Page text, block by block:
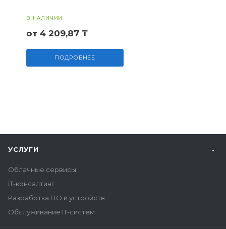
В НАЛИЧИИ
от 4 209,87 ₸
ПОДРОБНЕЕ
УСЛУГИ
Облачные сервисы
IT-консалтинг
Разработка ПО и устройств
Обслуживание IT-систем